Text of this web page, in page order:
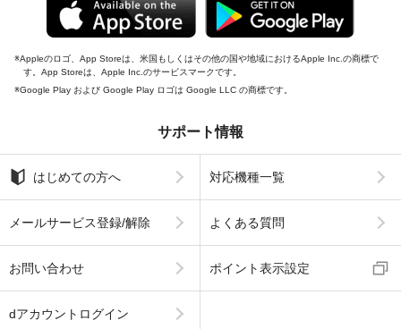
Appleのロゴ、App Storeは、米国もしくはその他の国や地域におけるApple Inc.の商標で
す。App Storeは、Apple Inc.のサービスマークです。
Google Play および Google Play ロゴは Google LLC の商標です。
サポート情報
はじめての方へ 対応機種一覧
メールサービス登録/解除 よくある質問
お問い合わせ ポイント表示設定
dアカウントログイン